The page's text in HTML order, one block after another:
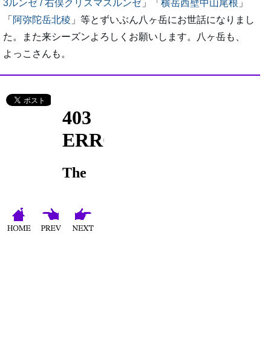
3ルンゼ / 右俣クリスマスルンゼ」「 横岳西壁中山尾根 」
「 阿弥陀岳北稜 」等とずいぶん八ヶ岳にお世話になりまし
た。また来シーズンよろしくお願いします。八ヶ岳も、
よっこさんも。